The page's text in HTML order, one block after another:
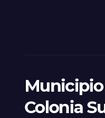
Municipio
Colonia